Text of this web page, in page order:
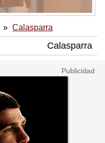
Calasparra
Calasparra